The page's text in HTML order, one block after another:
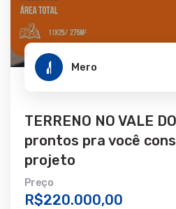
Mero
TERRENO NO VALE
prontos pra você
projeto
Preço
R$220.000,00